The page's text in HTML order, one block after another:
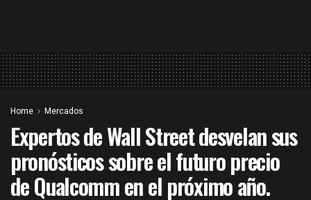
Home Mercados
Expertos de Wall Street desvelan sus
pronósticos sobre el futuro precio
de Qualcomm en el próximo año.